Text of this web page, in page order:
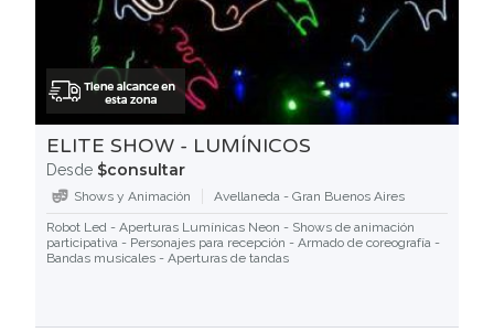
ELITE SHOW - LUMÍNICOS
Desde $consultar
Shows y Animación
Avellaneda - Gran Buenos Aires
Robot Led - Aperturas Lumínicas Neon - Shows de animación
participativa - Personajes para recepción - Armado de coreografía -
Bandas musicales - Aperturas de tandas